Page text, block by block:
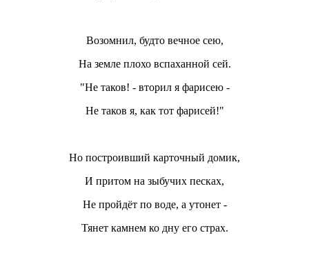
Возомнил, будто вечное сею,
На земле плохо вспаханной сей.
"Не таков! - вторил я фарисею -
Не таков я, как тот фарисей!"
Но построивший карточный домик,
И притом на зыбучих песках,
Не пройдёт по воде, а утонет -
Тянет камнем ко дну его страх.